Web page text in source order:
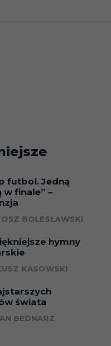
futbol. Jedną
w finale” –
BOLESŁAWSKI
hymny
KASOWSKI
świata
BEDNARZ